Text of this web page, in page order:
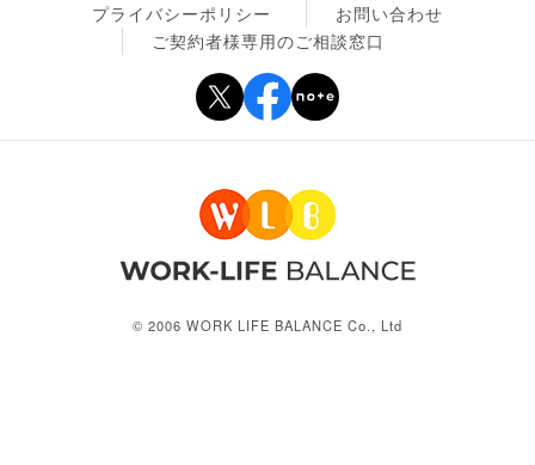
プライバシーポリシー
お問い合わせ
ご契約者様専用のご相談窓口
© 2006 WORK LIFE BALANCE Co., Ltd